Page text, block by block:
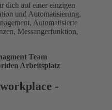
dich auf einer einzigen
und Automatisierung,
Automatisierte
Messangerfunktion,
Team
Arbeitsplatz
-